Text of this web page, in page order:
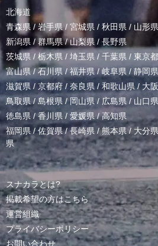
北海道
青森県 / 岩手県/ 宮城県 / 秋田県 / 山形県
新潟県 /群馬県/山梨県 / 長野県
茨城県 / 栃木県 / 埼玉県 / 千葉県 / 東京都
富山県 /石川県/福井県/岐阜県 / 静岡県
滋賀県 / 京都府 / 奈良県 / 和歌山県/ 大
鳥取県/ 島根県 /岡山県/ 広島県 / 山口県
徳島県 /香川県 / 愛媛県/高知県
福岡県/佐賀県/長崎県 /熊本県/ 大分県
県
スナカラとは?
掲載希望の方はこちら
運営組織
プライバシーポリシー
お問い合わせ